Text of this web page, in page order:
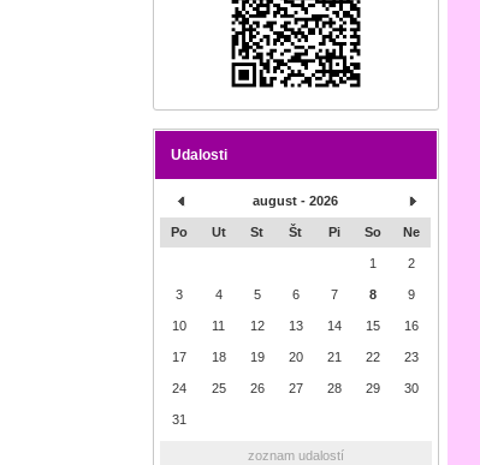
Udalosti
august - 2026
Po Ut St Št Pi So Ne
1 2
3 4 5 6 7 8 9
10 11 12 13 14 15 16
17 18 19 20 21 22 23
24 25 26 27 28 29 30
31
zoznam udalostí